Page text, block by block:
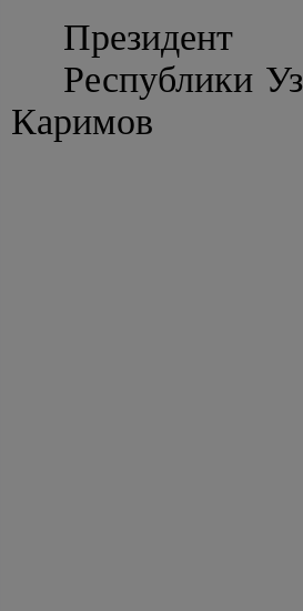
Президент
Республики
Каримов